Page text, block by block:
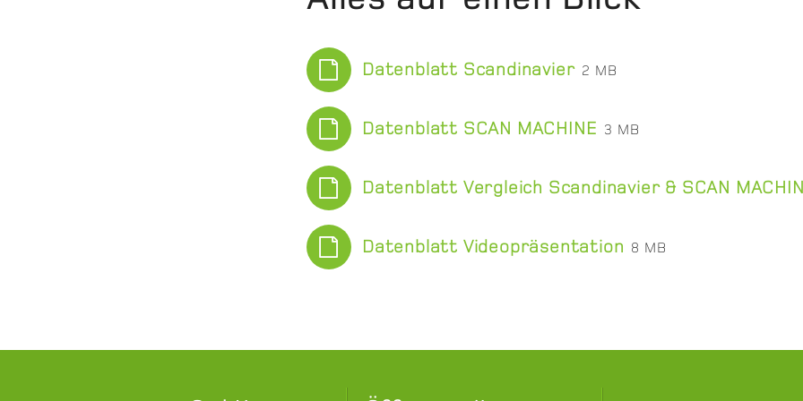
Datenblatt Scandinavier 2 MB
Datenblatt SCAN MACHINE 3 MB
Datenblatt Vergleich Scandinavier & SCAN
Datenblatt Videopräsentation 8 MB